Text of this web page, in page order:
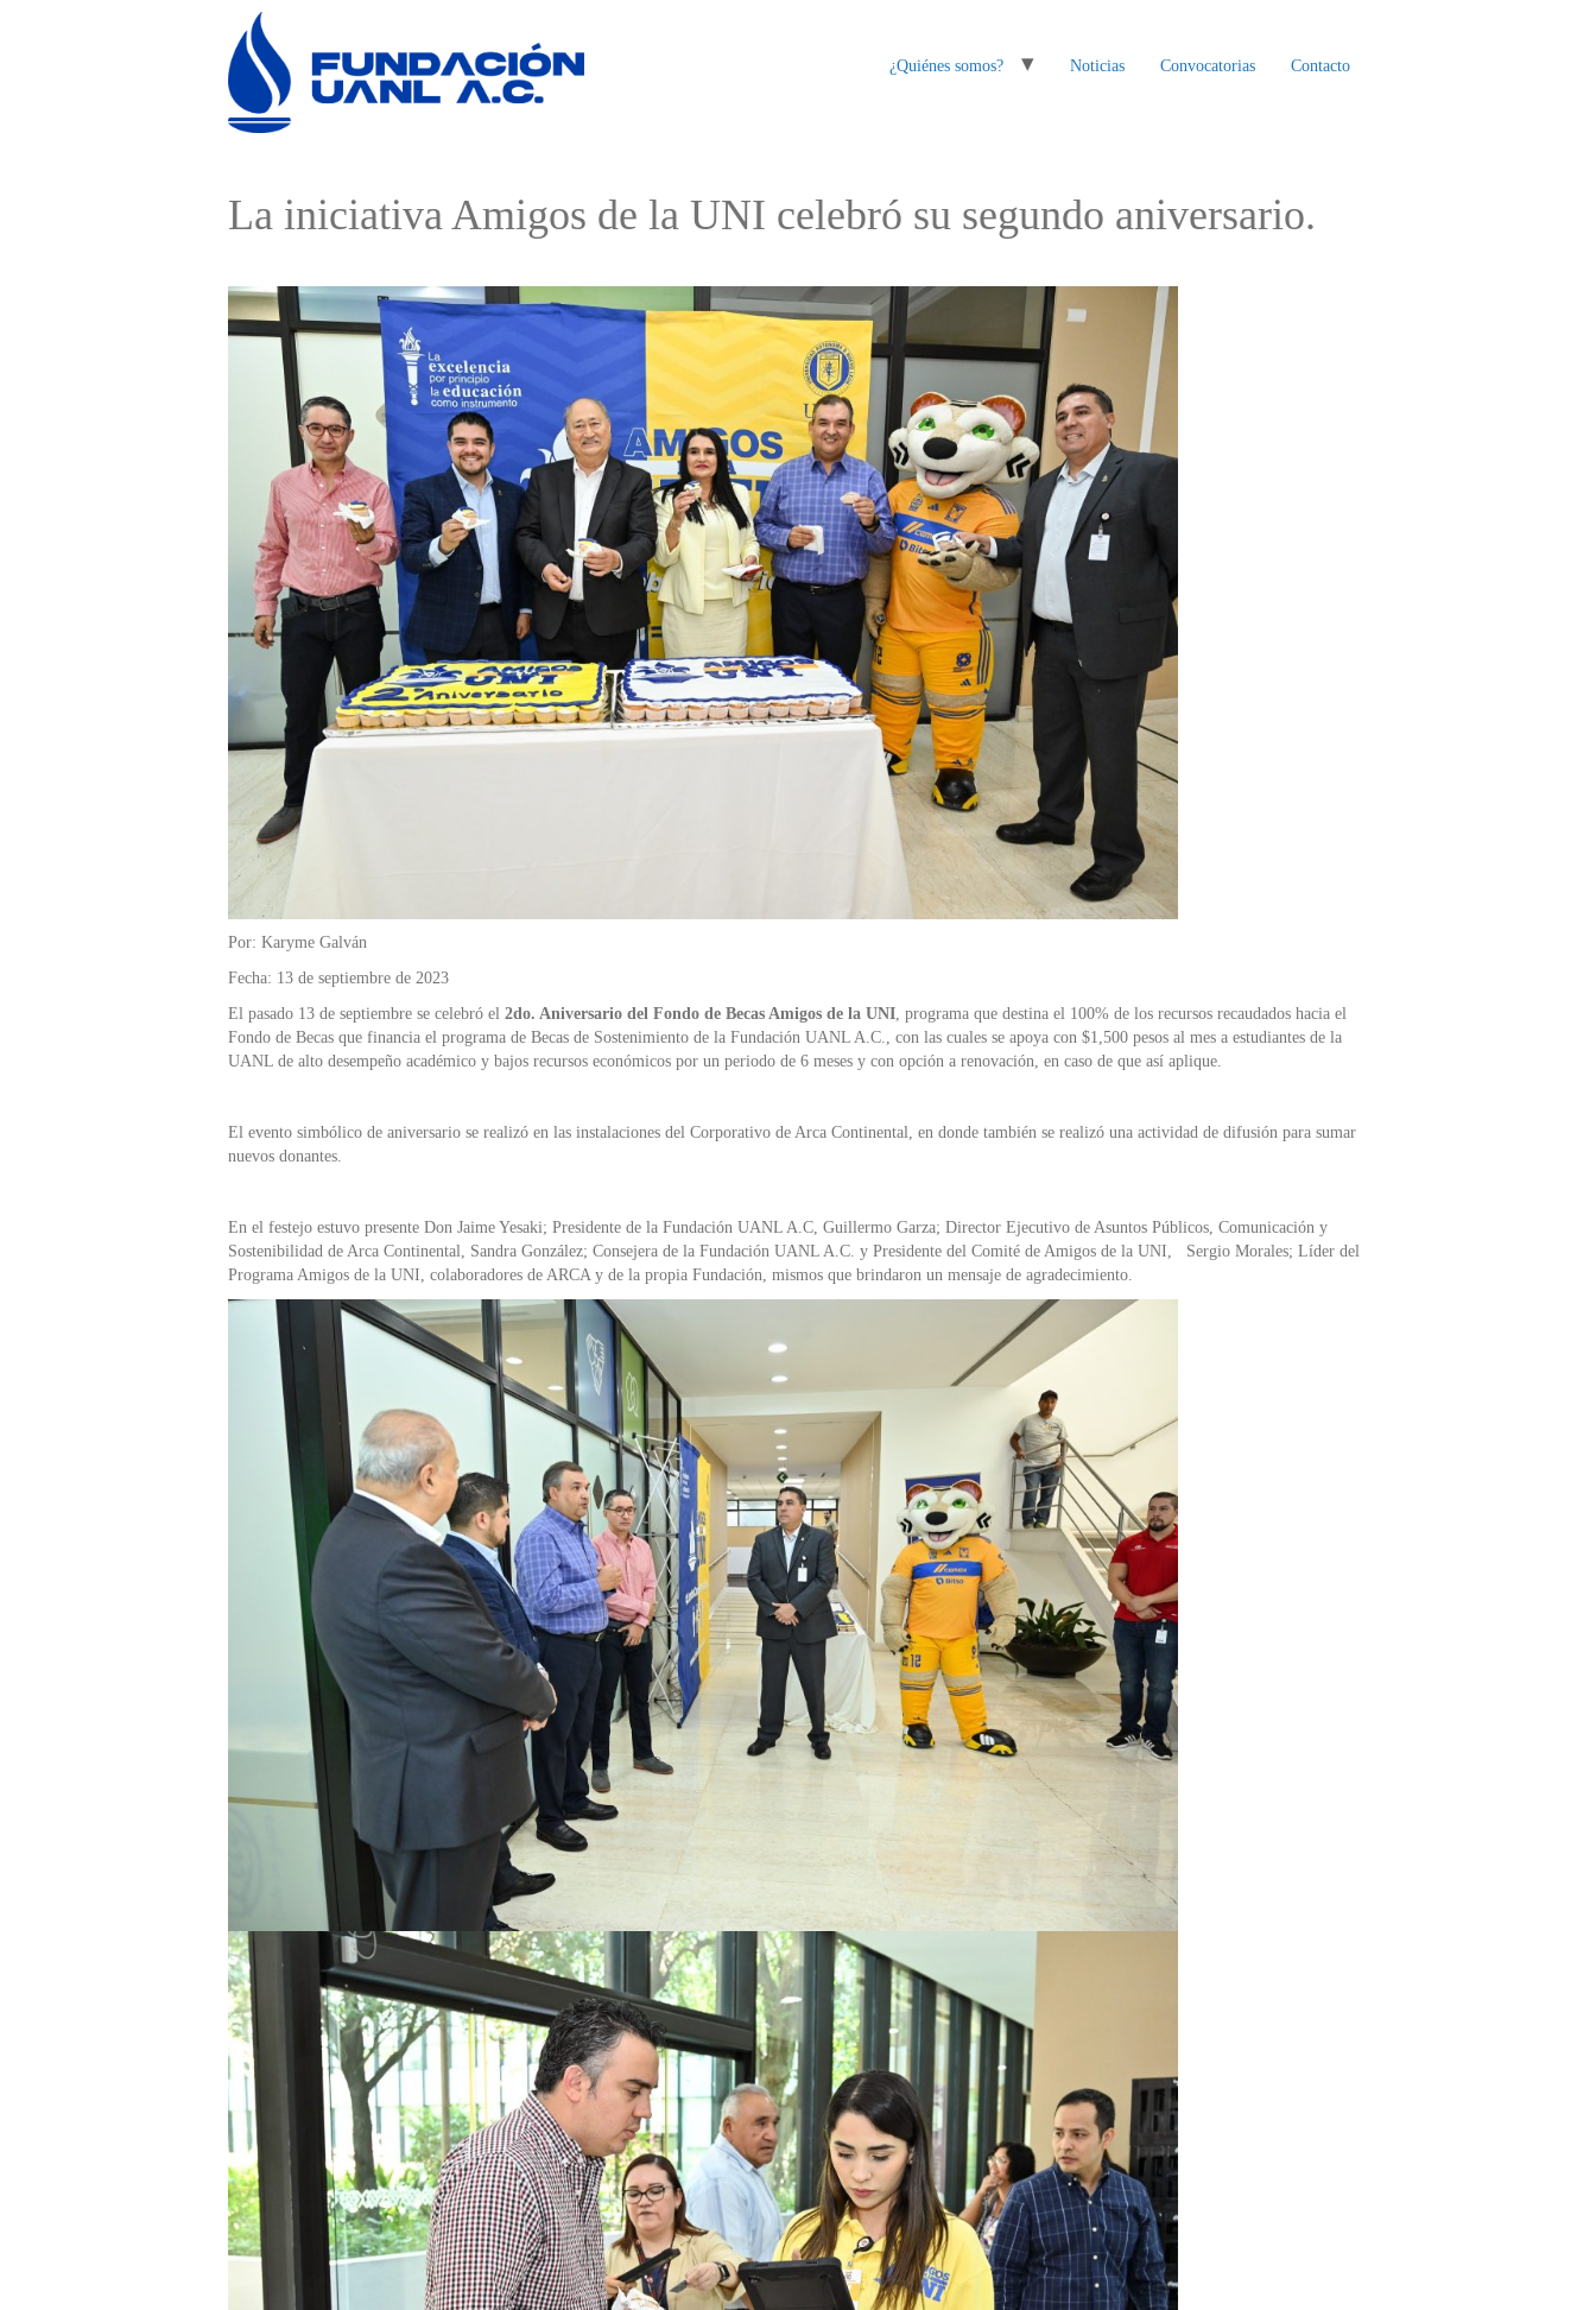
¿Quiénes somos? Noticias Convocatorias Contacto
La iniciativa Amigos de la UNI celebró su segundo aniversario.
Por: Karyme Galván
Fecha: 13 de septiembre de 2023
El pasado 13 de septiembre se celebró el 2do. Aniversario del Fondo de Becas Amigos de la UNI , programa que destina el 100% de los recursos recaudados hacia el
Fondo de Becas que financia el programa de Becas de Sostenimiento de la Fundación UANL A.C., con las cuales se apoya con $1,500 pesos al mes a estudiantes de la
UANL de alto desempeño académico y bajos recursos económicos por un periodo de 6 meses y con opción a renovación, en caso de que así aplique.
El evento simbólico de aniversario se realizó en las instalaciones del Corporativo de Arca Continental, en donde también se realizó una actividad de difusión para sumar
nuevos donantes.
En el festejo estuvo presente Don Jaime Yesaki; Presidente de la Fundación UANL A.C, Guillermo Garza; Director Ejecutivo de Asuntos Públicos, Comunicación y
Sostenibilidad de Arca Continental, Sandra González; Consejera de la Fundación UANL A.C. y Presidente del Comité de Amigos de la UNI, Sergio Morales; Líder del
Programa Amigos de la UNI, colaboradores de ARCA y de la propia Fundación, mismos que brindaron un mensaje de agradecimiento.